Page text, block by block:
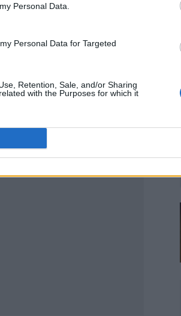
Personal Data.
Personal Data for Targeted
Retention, Sale, and/or Sharing
with the Purposes for which it